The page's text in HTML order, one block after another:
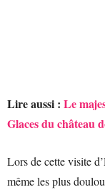
Lire aussi : Le
Glaces du château
Lors de cette visite
même les plus